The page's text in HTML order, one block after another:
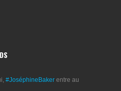
#JoséphineBaker entre au